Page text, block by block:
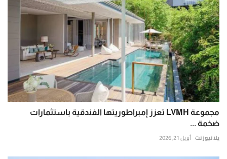
مجموعة LVMH تعزز إمبراطوريتها الفندقية باستثمارات
ضخمة ...
يلا نيوز نت أبريل 21, 2026